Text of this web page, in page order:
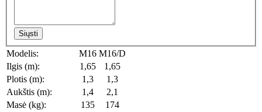
Siųsti
Modelis: M16 M16/D
Ilgis (m):
1,65
1,65
Plotis (m):
1,3
1,3
Aukštis (m):
1,4
2,1
Masė (kg):
135
174